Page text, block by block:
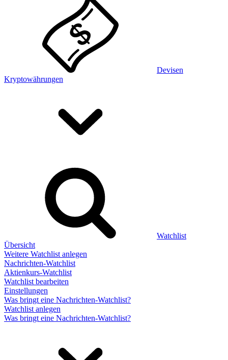
Devisen
Kryptowährungen
Watchlist
Übersicht
Weitere Watchlist anlegen
Nachrichten-Watchlist
Aktienkurs-Watchlist
Watchlist bearbeiten
Einstellungen
Was bringt eine Nachrichten-Watchlist?
Watchlist anlegen
Was bringt eine Nachrichten-Watchlist?